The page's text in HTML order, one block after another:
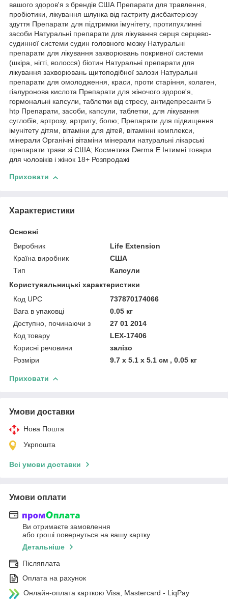
вашого здоров'я з брендів США Препарати для травлення,
пробіотики, лікування шлунка від гастриту дисбактеріозу
здуття Препарати для підтримки імунітету, протипухлинні
засоби Натуральні препарати для лікування серця серцево-
судинної системи судин головного мозку Натуральні
препарати для лікування захворювань покривної системи
(шкіра, нігті, волосся) біотин Натуральні препарати для
лікування захворювань щитоподібної залози Натуральні
препарати для омолодження, краси, проти старіння, колаген,
гіалуронова кислота Препарати для жіночого здоров'я,
гормональні капсули, таблетки від стресу, антидепресанти 5
htp Препарати, засоби, капсули, таблетки, для лікування
суглобів, артрозу, артриту, болю; Препарати для підвищення
імунітету дітям, вітаміни для дітей, вітамінні комплекси,
мінерали Органічні вітаміни мінерали натуральні лікарські
препарати трави зі США; Косметика Derma E Інтимні товари
для чоловіків і жінок 18+ Розпродажі
Приховати
Характеристики
Основні
Виробник
Life Extension
Країна виробник
США
Тип
Капсули
Користувальницькі характеристики
Код UPC
737870174066
Вага в упаковці
0.05 кг
Доступно, починаючи з
27 01 2014
Код товару
LEX-17406
Корисні речовини
залізо
Розміри
9.7 x 5.1 x 5.1 см , 0.05 кг
Приховати
Умови доставки
Нова Пошта
Укрпошта
Всі умови доставки
Умови оплати
Ви отримаєте замовлення
або гроші повернуться на вашу картку
Детальніше
Післяплата
Оплата на рахунок
Онлайн-оплата карткою Visa, Mastercard - LiqPay